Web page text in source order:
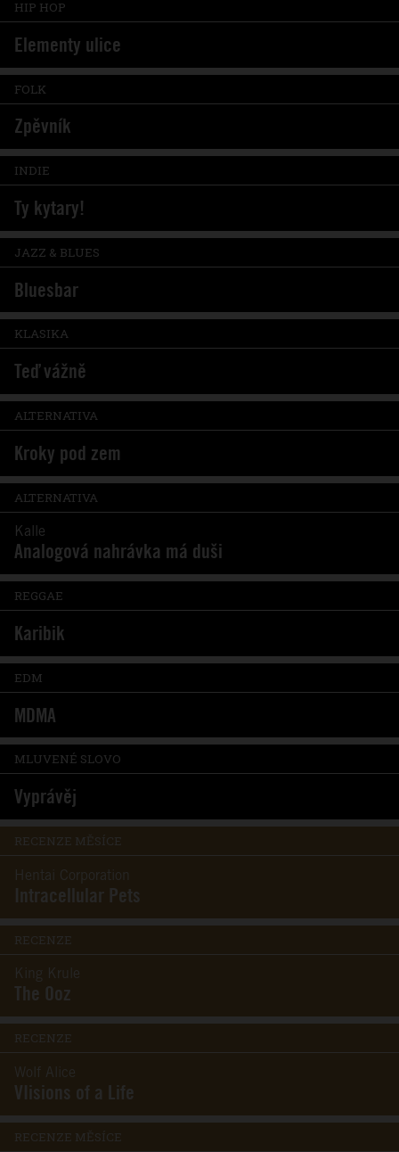
HIP HOP
Elementy ulice
FOLK
Zpěvník
INDIE
Ty kytary!
JAZZ & BLUES
Bluesbar
KLASIKA
Teď vážně
ALTERNATIVA
Kroky pod zem
ALTERNATIVA
Kalle
Analogová nahrávka má duši
REGGAE
Karibik
EDM
MDMA
MLUVENÉ SLOVO
Vyprávěj
RECENZE MĚSÍCE
Hentai Corporation
Intracellular Pets
RECENZE
King Krule
The Ooz
RECENZE
Wolf Alice
VIisions of a Life
RECENZE MĚSÍCE